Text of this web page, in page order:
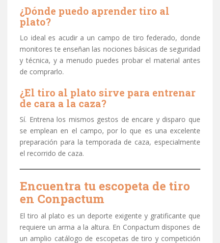
¿Dónde puedo aprender tiro al
plato?
Lo ideal es acudir a un campo de tiro federado, donde
monitores te enseñan las nociones básicas de seguridad
y técnica, y a menudo puedes probar el material antes
de comprarlo.
¿El tiro al plato sirve para entrenar
de cara a la caza?
Sí. Entrena los mismos gestos de encare y disparo que
se emplean en el campo, por lo que es una excelente
preparación para la temporada de caza, especialmente
el recorrido de caza.
Encuentra tu escopeta de tiro
en Conpactum
El tiro al plato es un deporte exigente y gratificante que
requiere un arma a la altura. En Conpactum dispones de
un amplio catálogo de escopetas de tiro y competición